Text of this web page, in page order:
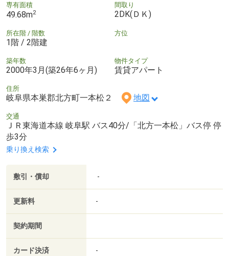
専有面積
49.68m2
間取り
2DK(ＤＫ)
所在階 / 階数
1階 / 2階建
方位
築年数
2000年3月(築26年6ヶ月)
物件タイプ
賃貸アパート
住所
岐阜県本巣郡北方町一本松２ 地図
交通
ＪＲ東海道本線 岐阜駅 バス40分/「北方一本松」バス停 停
歩3分
乗り換え検索
敷引・償却 -
更新料 -
契約期間
カード決済 -